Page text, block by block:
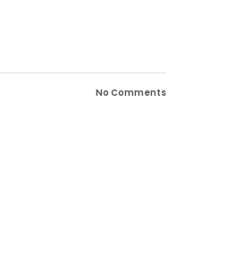
No Comments